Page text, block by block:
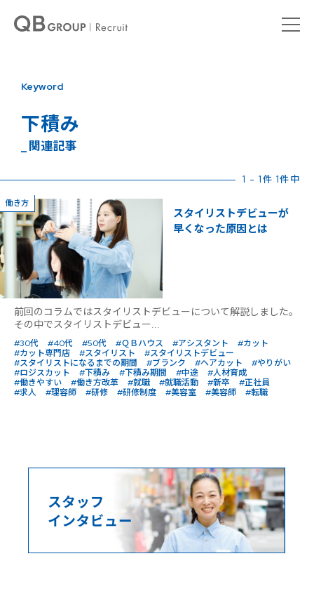
Keyword
下積み
_ 関連記事
1 - 1件 1件中
働き方
スタイリストデビューが
早くなった原因とは
前回のコラムではスタイリストデビューについて解説しました。
その中でスタイリストデビュー...
#30代 #40代 #50代 #ＱＢハウス #アシスタント
#カット
#カット専門店
#スタイリスト
#スタイリストデビュー
#スタイリストになるまでの期間
#ブランク #ヘアカット
#やりがい
#ロジスカット
#下積み #下積み期間 #中途
#人材育成
#働きやすい
#働き方改革 #就職 #就職活動 #新卒
#正社員
#求人
#理容師 #研修 #研修制度 #美容室 #美容師 #転職